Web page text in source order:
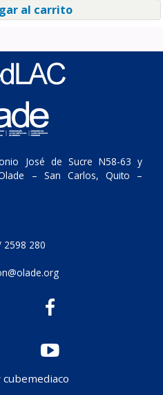
al carrito
José de Sucre N58-63 y
– San Carlos, Quito –
2598 280